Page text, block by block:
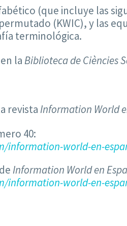
(que incluye las
(KWIC), y las
terminológica.
laBiblioteca de Ciències
revistaInformation World
40:
world-en-
Information World en
information-world-en-